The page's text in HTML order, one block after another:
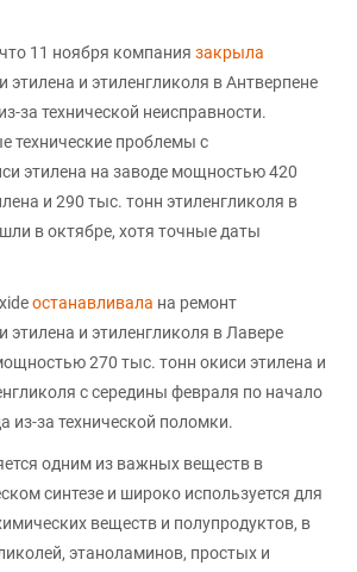
11 ноября компания закрыла
этилена и этиленгликоля в Антверпене
за технической неисправности.
технические проблемы с
этилена на заводе мощностью 420
и 290 тыс. тонн этиленгликоля в
в октябре, хотя точные даты
останавливала на ремонт
этилена и этиленгликоля в Лавере
270 тыс. тонн окиси этилена и
с середины февраля по начало
из-за технической поломки.
одним из важных веществ в
синтезе и широко используется для
веществ и полупродуктов, в
этаноламинов, простых и